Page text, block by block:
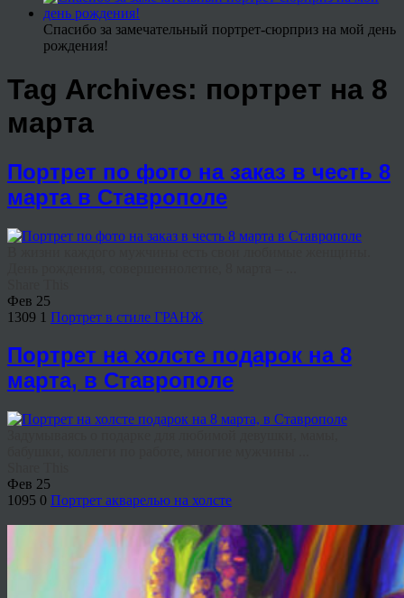
Спасибо за замечательный портрет-сюрприз на мой день
рождения!
Tag Archives: портрет на 8
марта
Портрет по фото на заказ в честь 8
марта в Ставрополе
Фев 25
1309 1 Портрет в стиле ГРАНЖ
Портрет на холсте подарок на 8
марта, в Ставрополе
Фев 25
1095 0 Портрет акварелью на холсте